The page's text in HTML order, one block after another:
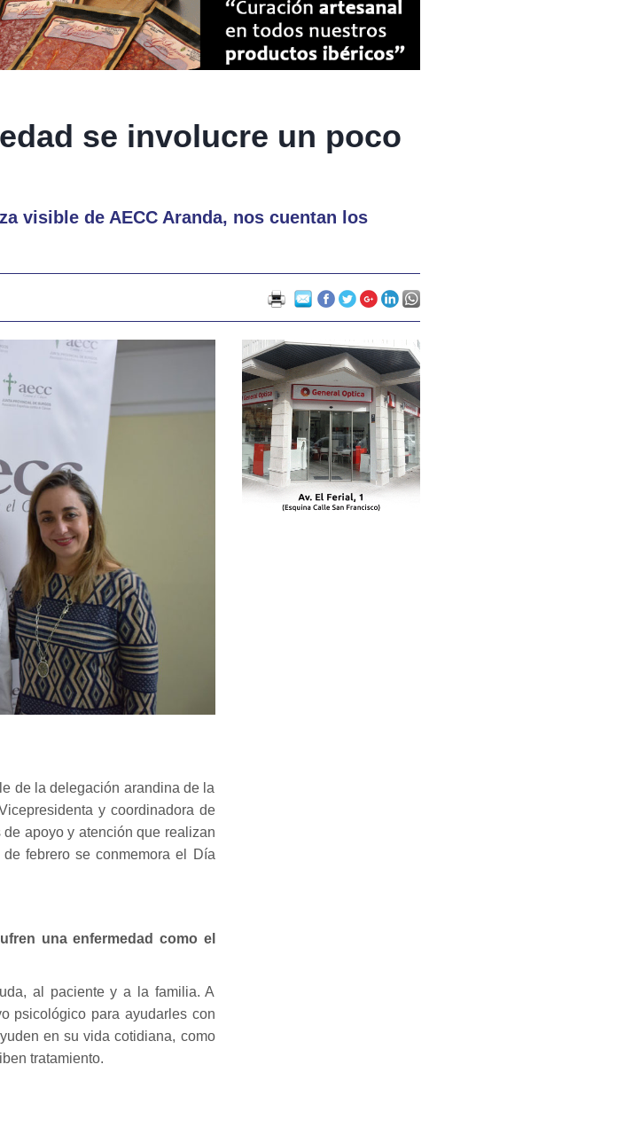
se involucre un poco
visible de AECC Aranda, nos cuentan los
de la delegación arandina de la
y coordinadora de
apoyo y atención que realizan
febrero se conmemora el Día
una enfermedad como el
al paciente y a la familia. A
psicológico para ayudarles con
en su vida cotidiana, como
tratamiento.